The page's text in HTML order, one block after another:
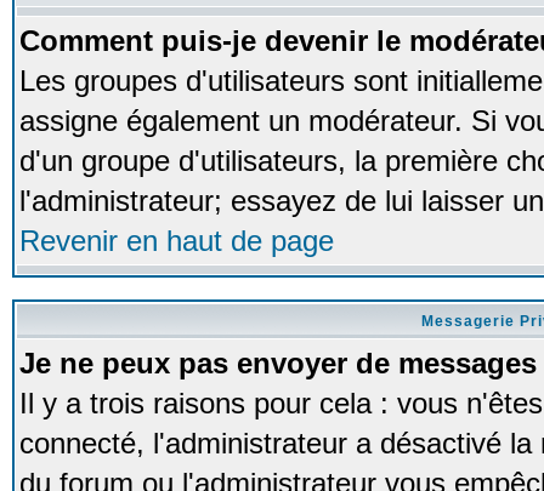
Comment puis-je devenir le
Les groupes d'utilisateurs sont
assigne également un modérateur. Si
d'un groupe d'utilisateurs, la première
l'administrateur; essayez de lui laisser
Revenir en haut de page
Messagerie
Je ne peux pas envoyer de
Il y a trois raisons pour cela : vous
connecté, l'administrateur a désactivé
du forum ou l'administrateur vous